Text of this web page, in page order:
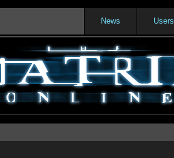
Users
News